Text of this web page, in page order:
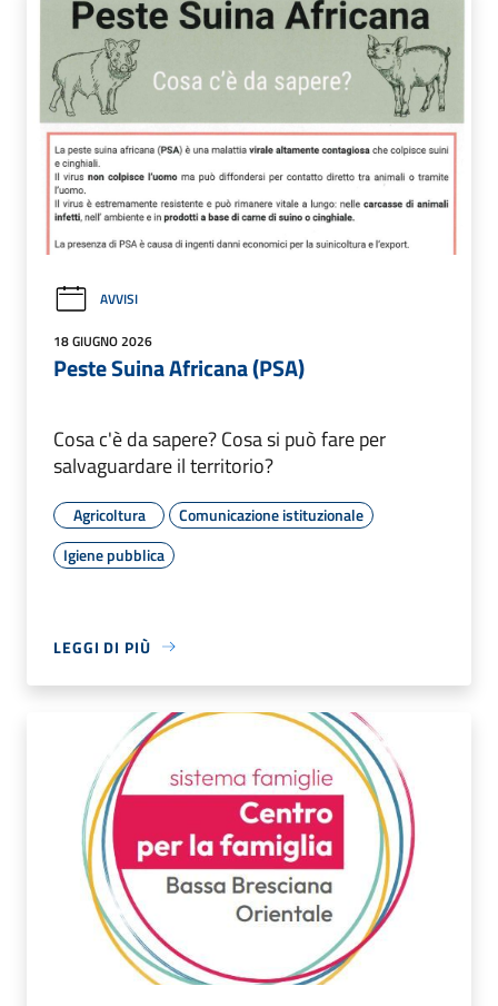
AVVISI
18 GIUGNO 2026
Peste Suina Africana (PSA)
Cosa c'è da sapere? Cosa si può fare per
salvaguardare il territorio?
Agricoltura
Comunicazione istituzionale
Igiene pubblica
LEGGI DI PIÙ